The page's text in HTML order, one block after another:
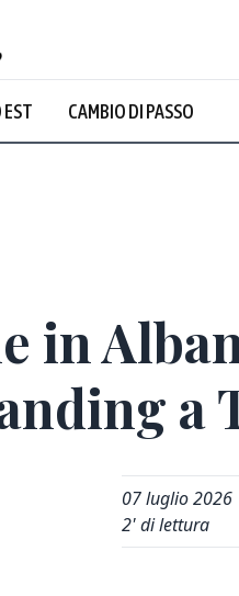
CAMBIO DI PASSO
Sereno
in
a
07 luglio 2026
2' di lettura